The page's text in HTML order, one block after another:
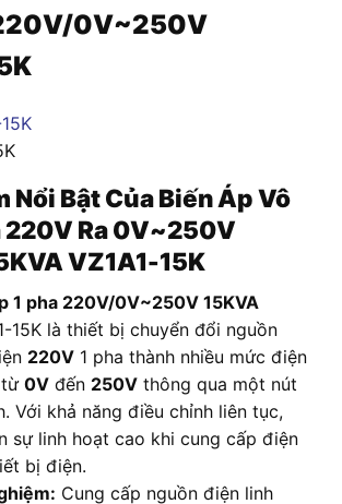
0V~250V
Nổi Bật Của Biến Áp Vô
220V Ra 0V~250V
VZ1A1-15K
1 pha 220V/0V~250V 15KVA
15K là thiết bị chuyển đổi nguồn
220V 1 pha thành nhiều mức điện
từ 0V đến 250V thông qua một nút
Với khả năng điều chỉnh liên tục,
sự linh hoạt cao khi cung cấp điện
bị điện.
Cung cấp nguồn điện linh